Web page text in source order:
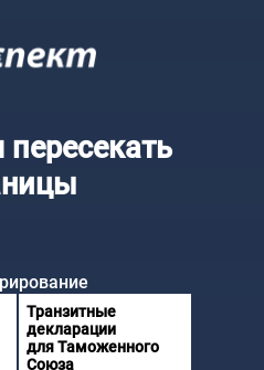
Транзитные
декларации
для Таможенного
Союза